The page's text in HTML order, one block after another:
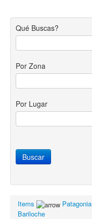
Qué Buscas?
Por Zona
Por Lugar
Items Patagonia
Bariloche